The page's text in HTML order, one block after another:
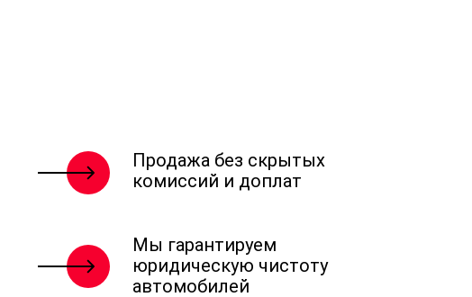
Продажа без скрытых
комиссий и доплат
Мы гарантируем
юридическую чистоту
автомобилей